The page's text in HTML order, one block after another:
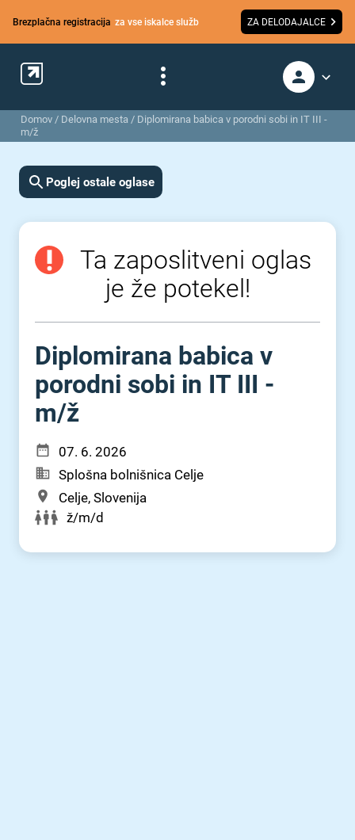
Brezplačna registracija za vse iskalce služb ZA DELODAJALCE
Domov / Delovna mesta / Diplomirana babica v porodni sobi in IT III -
m/ž
Poglej ostale oglase
Ta zaposlitveni oglas
je že potekel!
Diplomirana babica v
porodni sobi in IT III -
m⁠/⁠ž
07. 6. 2026
Splošna bolnišnica Celje
Celje, Slovenija
ž/m/d